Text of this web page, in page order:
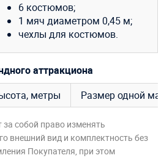
6 костюмов;
1 мяч диаметром 0,45 м;
чехлы для костюмов.
аттракциона
метры
Размер одной
собой право изменять
внешний вид и комплектность без
Покупателя, при этом